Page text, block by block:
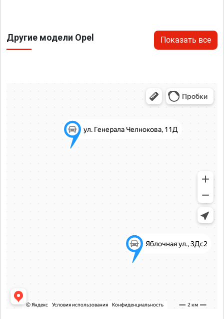
Другие модели Opel Показать все